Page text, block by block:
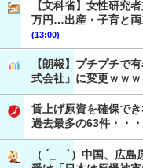
【文科省】女性研究
万円…出産・子育と両
(13:00)
【朗報】プチプチで
式会社」に変更ｗｗｗ
賃上げ原資を確保で
過去最多の63件・・
（ ´_ゝ`）中国、広